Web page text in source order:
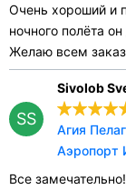
Очень хороший и
ночного полёта
Желаю всем
SS
Sivolob
Агия
Аэропорт
Все